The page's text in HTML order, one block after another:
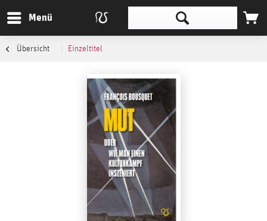
Menü
Übersicht Einzeltitel